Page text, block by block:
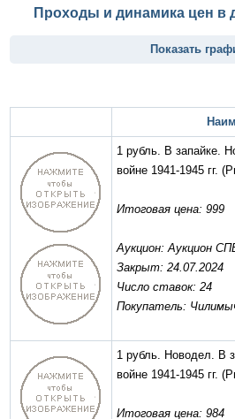
Проходы и динамика цен в
Показать
1 рубль. В запайке.
войне 1941-1945 гг.
Итоговая цена: 999
Аукцион: Аукцион
Закрыт: 24.07.2024
Число ставок: 24
Покупатель:
1 рубль. Новодел. В
войне 1941-1945 гг.
Итоговая цена: 984